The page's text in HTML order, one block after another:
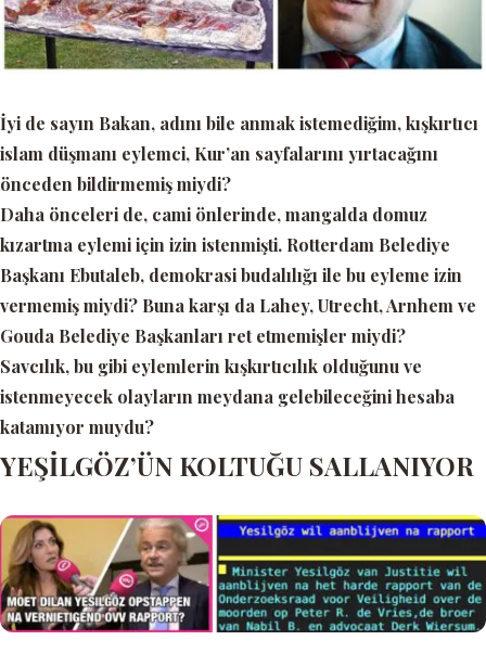
İyi de sayın Bakan, adını bile anmak istemediğim, kışkırtıcı
islam düşmanı eylemci, Kur’an sayfalarını yırtacağını
önceden bildirmemiş miydi?
Daha önceleri de, cami önlerinde, mangalda domuz
kızartma eylemi için izin istenmişti. Rotterdam Belediye
Başkanı Ebutaleb, demokrasi budalılığı ile bu eyleme izin
vermemiş miydi? Buna karşı da Lahey, Utrecht, Arnhem ve
Gouda Belediye Başkanları ret etmemişler miydi?
Savcılık, bu gibi eylemlerin kışkırtıcılık olduğunu ve
istenmeyecek olayların meydana gelebileceğini hesaba
katamıyor muydu?
YEŞİLGÖZ’ÜN KOLTUĞU SALLANIYOR